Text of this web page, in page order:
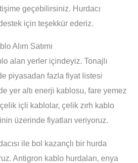
geçebilirsiniz. Hurdacı
için teşekkür ederiz.
Alım Satımı
alan yerler içindeyiz. Tonajlı
piyasadan fazla fiyat listesi
yer altı enerji kablosu, fare yemez
içli kablolar, çelik zırh kablo
üzerinde fiyatları veriyoruz.
ile bol kazançlı bir hurda
Antigron kablo hurdaları, enya